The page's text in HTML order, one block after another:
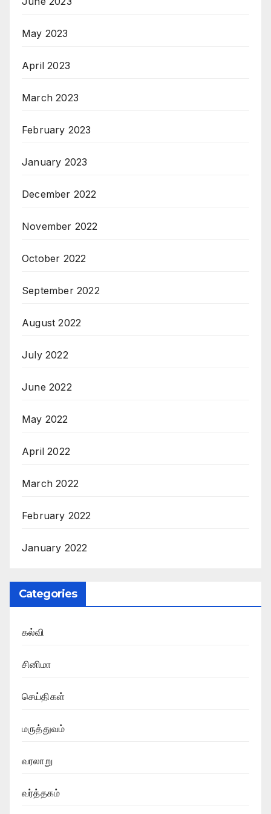
May 2023
April 2023
March 2023
February 2023
January 2023
December 2022
November 2022
October 2022
September 2022
August 2022
July 2022
June 2022
May 2022
April 2022
March 2022
February 2022
January 2022
Categories
கல்வி
சினிமா
செய்திகள்
மருத்துவம்
வரலாறு
வர்த்தகம்